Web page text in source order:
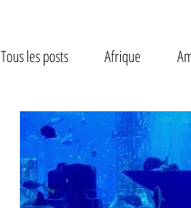
Tous les posts Afrique
Expériences